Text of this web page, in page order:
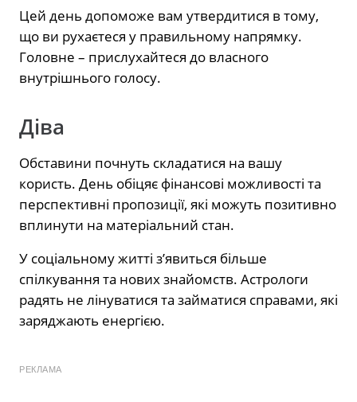
Цей день допоможе вам утвердитися в тому,
що ви рухаєтеся у правильному напрямку.
Головне – прислухайтеся до власного
внутрішнього голосу.
Діва
Обставини почнуть складатися на вашу
користь. День обіцяє фінансові можливості та
перспективні пропозиції, які можуть позитивно
вплинути на матеріальний стан.
У соціальному житті з’явиться більше
спілкування та нових знайомств. Астрологи
радять не лінуватися та займатися справами, які
заряджають енергією.
РЕКЛАМА